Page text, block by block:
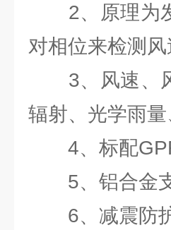
2、原理为发
对相位来检测风
3、风速、风
辐射、光学雨
4、标配
5、铝合金支
6、减震防护